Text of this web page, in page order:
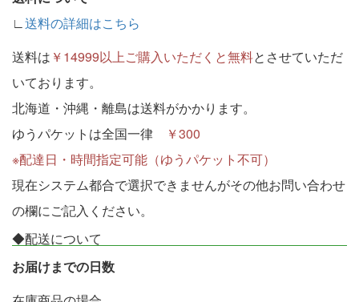
∟送料の詳細はこちら
送料は ￥14999以上ご購入いただくと無料とさせていただ
いております。
北海道・沖縄・離島は送料がかかります。
ゆうパケットは全国一律
￥300
※配達日・時間指定可能（ゆうパケット不可）
現在システム都合で選択できませんがその他お問い合わせ
の欄にご記入ください。
◆配送について
お届けまでの日数